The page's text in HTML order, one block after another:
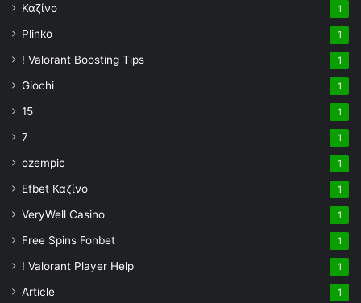
Καζίνο 1
Plinko 1
! Valorant Boosting Tips 1
Giochi 1
15 1
7 1
ozempic 1
Efbet Καζίνο 1
VeryWell Casino 1
Free Spins Fonbet 1
! Valorant Player Help 1
Article 1